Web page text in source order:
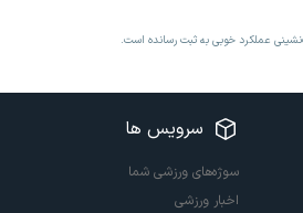
عملکرد خوبی به ثبت رسانده است.
سرویس ها
سوژه‌های ورزشی شما
اخبار ورزشی